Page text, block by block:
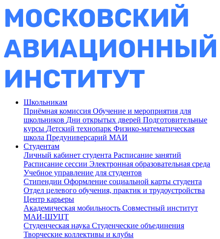
Школьникам
Приёмная комиссия Обучение и мероприятия для
школьников Дни открытых дверей Подготовительные
курсы Детский технопарк Физико-математическая
школа Предуниверсарий МАИ
Студентам
Личный кабинет студента Расписание занятий
Расписание сессии Электронная образовательная среда
Учебное управление для студентов
Стипендии Оформление социальной карты студента
Отдел целевого обучения, практик и трудоустройства
Центр карьеры
Академическая мобильность Совместный институт
МАИ-ШУЦТ
Студенческая наука Студенческие объединения
Творческие коллективы и клубы